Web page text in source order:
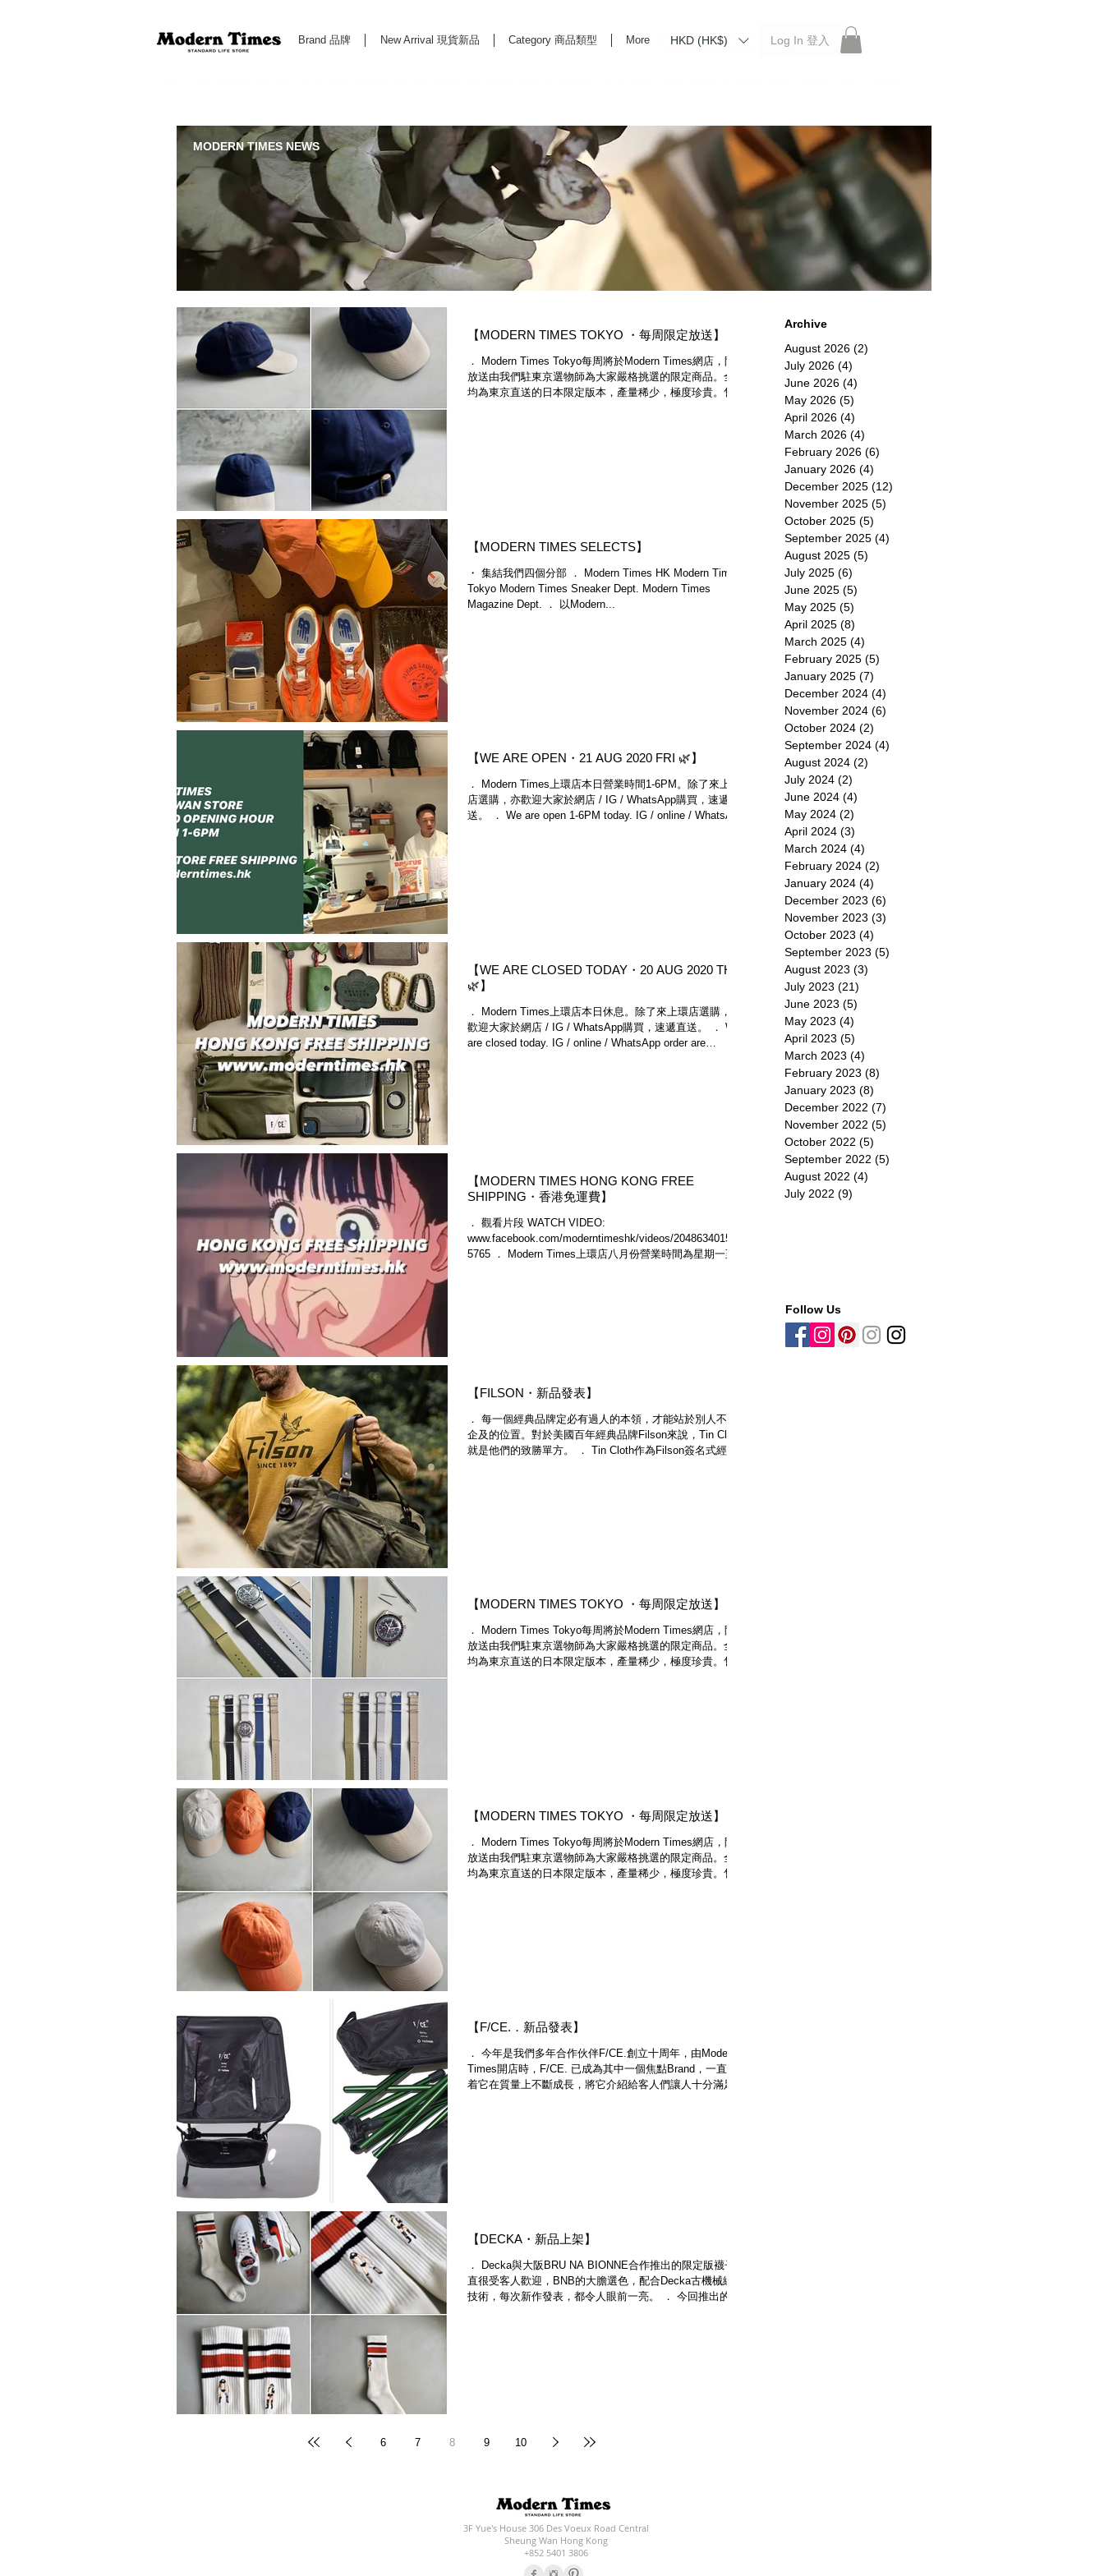
Brand 品牌 New Arrival 現貨新品 Category 商品類型 More HKD (HK$) Log In 登入
MODERN TIMES NEWS
【MODERN TIMES TOKYO ・每周限定放送】
． Modern Times Tokyo每周將於Modern Times網店，限定
放送由我們駐東京選物師為大家嚴格挑選的限定商品。全部
均為東京直送的日本限定版本，產量稀少，極度珍貴。售完
【MODERN TIMES SELECTS】
・ 集結我們四個分部 ． Modern Times HK Modern Times
Tokyo Modern Times Sneaker Dept. Modern Times
Magazine Dept. ． 以Modern...
【WE ARE OPEN・21 AUG 2020 FRI 🌿】
． Modern Times上環店本日營業時間1-6PM。除了來上環
店選購，亦歡迎大家於網店 / IG / WhatsApp購買，速遞直
送。 ． We are open 1-6PM today. IG / online / WhatsApp
【WE ARE CLOSED TODAY・20 AUG 2020 THU
🌿】
． Modern Times上環店本日休息。除了來上環店選購，亦
歡迎大家於網店 / IG / WhatsApp購買，速遞直送。 ． We
are closed today. IG / online / WhatsApp order are
【MODERN TIMES HONG KONG FREE
SHIPPING・香港免運費】
． 觀看片段 WATCH VIDEO:
www.facebook.com/moderntimeshk/videos/204863401527
5765 ． Modern Times上環店八月份營業時間為星期一至日
【FILSON・新品發表】
． 每一個經典品牌定必有過人的本領，才能站於別人不可
企及的位置。對於美國百年經典品牌Filson​來說，Tin Cloth
就是他們的致勝單方。 ． Tin Cloth作為Filson簽名式經典
【MODERN TIMES TOKYO ・每周限定放送】
． Modern Times Tokyo每周將於Modern Times網店，限定
放送由我們駐東京選物師為大家嚴格挑選的限定商品。全部
均為東京直送的日本限定版本，產量稀少，極度珍貴。售完
【MODERN TIMES TOKYO ・每周限定放送】
． Modern Times Tokyo每周將於Modern Times網店，限定
放送由我們駐東京選物師為大家嚴格挑選的限定商品。全部
均為東京直送的日本限定版本，產量稀少，極度珍貴。售完
【F/CE.．新品發表】
． 今年是我們多年合作伙伴F/CE.創立十周年，由Modern
Times開店時，F/CE. 已成為其中一個焦點Brand，一直看
着它在質量上不斷成長，將它介紹給客人們讓人十分滿足。
【DECKA・新品上架】
． Decka與大阪BRU NA BIONNE合作推出的限定版襪子一
直很受客人歡迎，BNB的大膽選色，配合Decka古機械編織
技術，每次新作發表，都令人眼前一亮。 ． 今回推出的
6 7 8 9 10
Archive
August 2026 (2)
July 2026 (4)
June 2026 (4)
May 2026 (5)
April 2026 (4)
March 2026 (4)
February 2026 (6)
January 2026 (4)
December 2025 (12)
November 2025 (5)
October 2025 (5)
September 2025 (4)
August 2025 (5)
July 2025 (6)
June 2025 (5)
May 2025 (5)
April 2025 (8)
March 2025 (4)
February 2025 (5)
January 2025 (7)
December 2024 (4)
November 2024 (6)
October 2024 (2)
September 2024 (4)
August 2024 (2)
July 2024 (2)
June 2024 (4)
May 2024 (2)
April 2024 (3)
March 2024 (4)
February 2024 (2)
January 2024 (4)
December 2023 (6)
November 2023 (3)
October 2023 (4)
September 2023 (5)
August 2023 (3)
July 2023 (21)
June 2023 (5)
May 2023 (4)
April 2023 (5)
March 2023 (4)
February 2023 (8)
January 2023 (8)
December 2022 (7)
November 2022 (5)
October 2022 (5)
September 2022 (5)
August 2022 (4)
July 2022 (9)
Follow Us
3F Yue's House 306 Des Voeux Road Central
Sheung Wan Hong Kong
+852 5401 3806